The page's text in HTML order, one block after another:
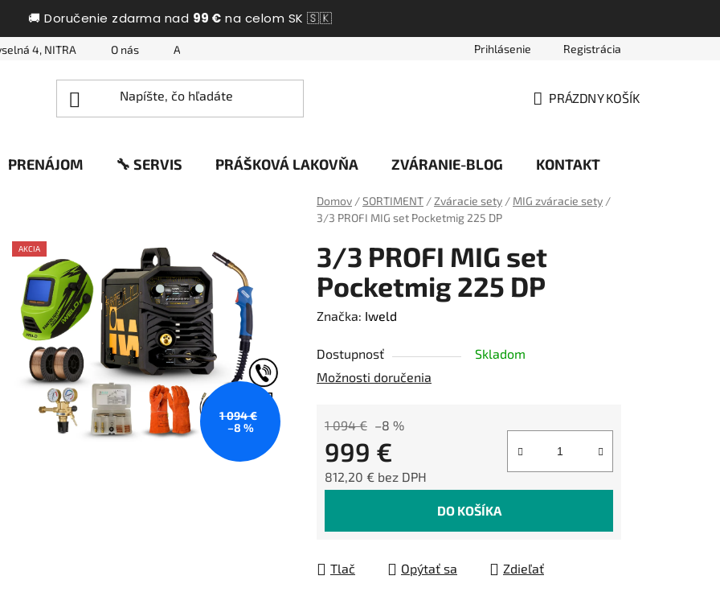
🚚 Doručenie zdarma nad 99 € na celom SK 🇸🇰
4, NITRA O nás Ako nakupovať Platobné podmienky Reklamačný poriadok
Prihlásenie Registrácia
PRÁZDNY KOŠÍK
PRENÁJOM 🔧 SERVIS PRÁŠKOVÁ LAKOVŇA ZVÁRANIE-BLOG KONTAKT
Domov /SORTIMENT / Zváracie sety / MIG zváracie sety /
3/3 PROFI MIG set Pocketmig 225 DP
3/3 PROFI MIG set
Pocketmig 225 DP
Značka: Iweld
Dostupnosť
Skladom
Možnosti doručenia
1 094 € –8 %
999 €
812,20 € bez DPH
DO KOŠÍKA
Tlač Opýtať sa Zdieľať
AKCIA
1 094 €
–8 %